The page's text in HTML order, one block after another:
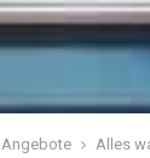
Angebote Alles